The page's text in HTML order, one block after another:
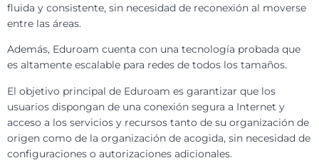
fluida y consistente, sin necesidad de reconexión al moverse
entre las áreas.
Además, Eduroam cuenta con una tecnología probada que
es altamente escalable para redes de todos los tamaños.
El objetivo principal de Eduroam es garantizar que los
usuarios dispongan de una conexión segura a Internet y
acceso a los servicios y recursos tanto de su organización de
origen como de la organización de acogida, sin necesidad de
configuraciones o autorizaciones adicionales.